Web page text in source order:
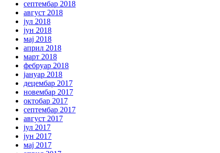
септембар 2018
август 2018
јул 2018
јун 2018
мај 2018
април 2018
март 2018
фебруар 2018
јануар 2018
децембар 2017
новембар 2017
октобар 2017
септембар 2017
август 2017
јул 2017
јун 2017
мај 2017